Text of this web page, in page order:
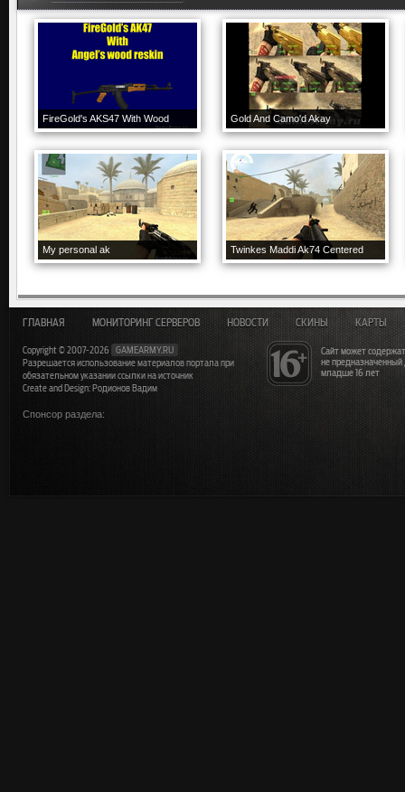
FireGold's AKS47 With Wood Gold And Camo'd Akay
My personal ak Twinkes Maddi Ak74 Centered
Сайт может
не
младше 16 лет
ГЛАВНАЯ МОНИТОРИНГ СЕРВЕРОВ НОВОСТИ СКИНЫ КАРТЫ
Copyright © 2007-2026
GAMEARMY.RU
Разрешается использование материалов портала при
обязательном указании ссылки на источник
Create and Design: Родионов Вадим
Спонсор раздела: